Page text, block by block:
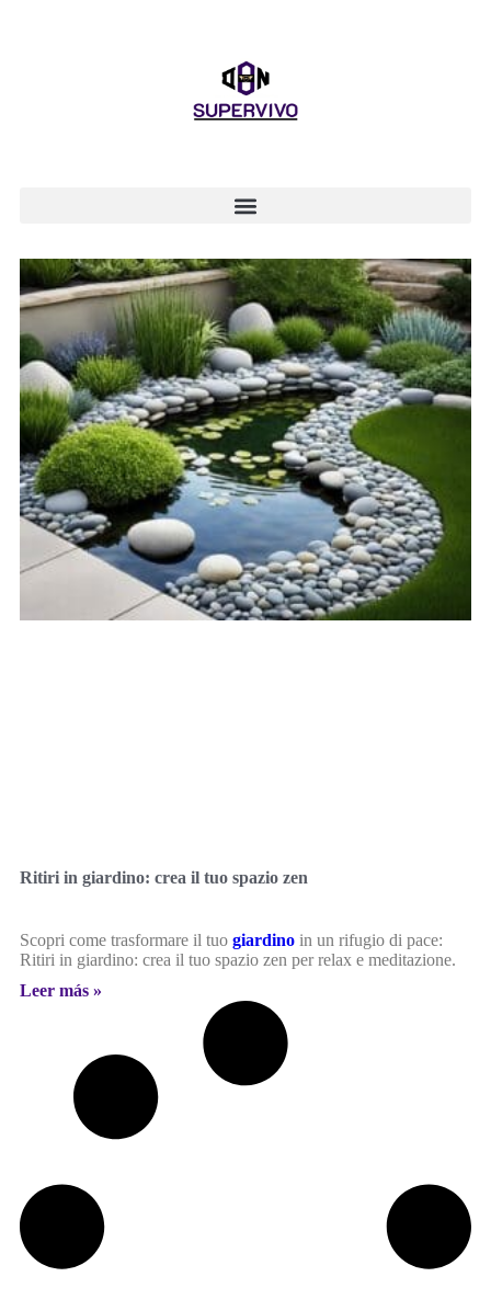
Ritiri in giardino: crea il tuo spazio zen
Scopri come trasformare il tuo giardino in un rifugio di pace:
Ritiri in giardino: crea il tuo spazio zen per relax e meditazione.
Leer más »